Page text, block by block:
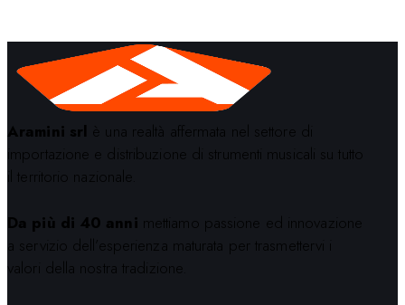
Aramini srl è una realtà affermata nel settore di
importazione e distribuzione di strumenti musicali su tutto
il territorio nazionale.
Da più di 40 anni mettiamo passione ed innovazione
a servizio dell’esperienza maturata per trasmettervi i
valori della nostra tradizione.